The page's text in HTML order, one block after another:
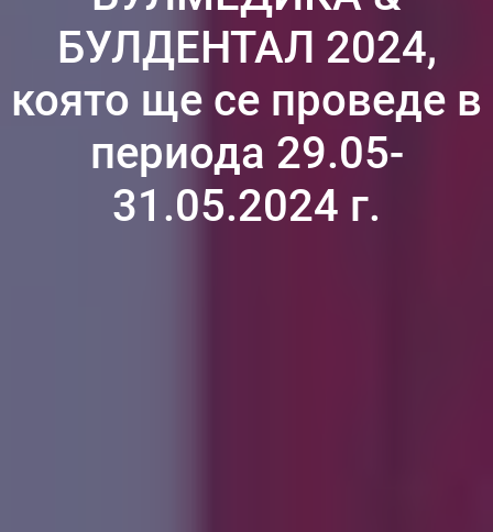
БУЛДЕНТАЛ 2024,
която ще се проведе в
периода 29.05-
31.05.2024 г.